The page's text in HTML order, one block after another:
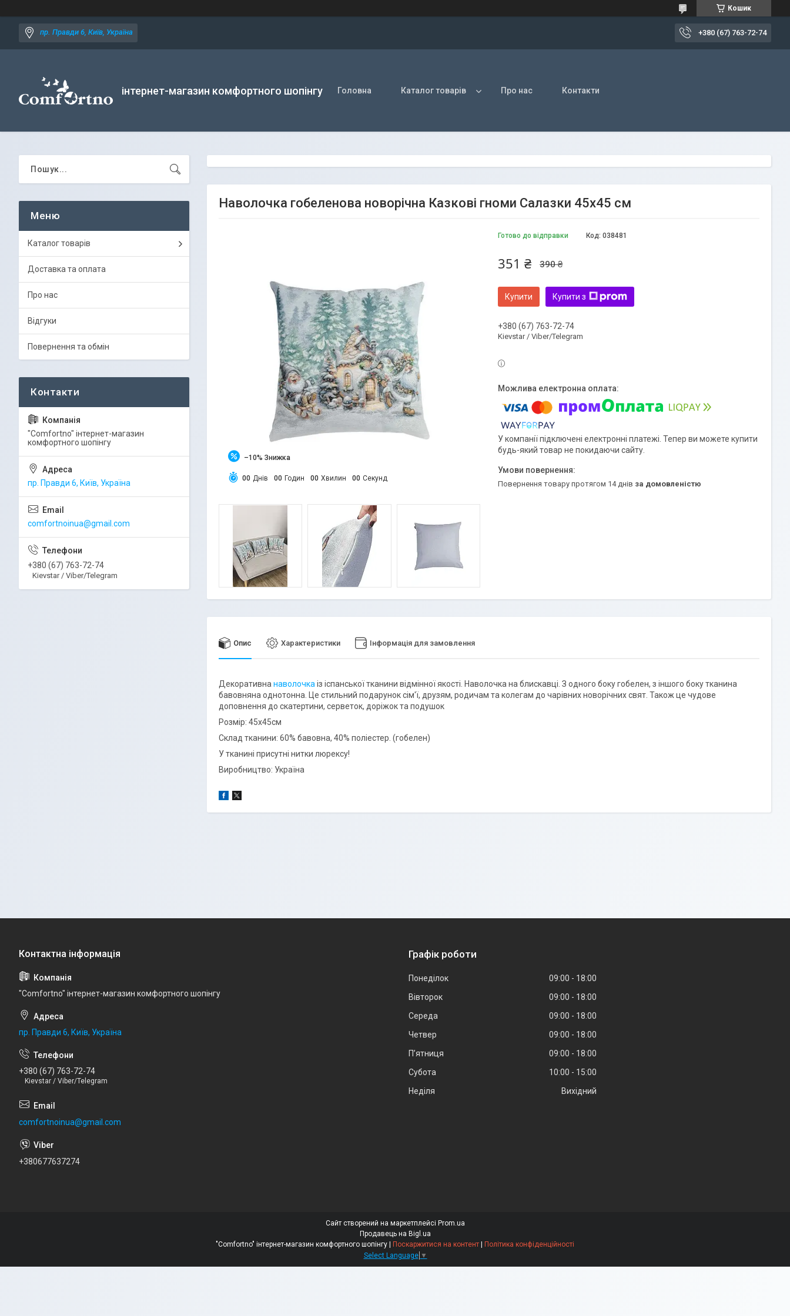
Кошик
пр. Правди 6, Київ, Україна +380 (67) 763-72-74
інтернет-магазин комфортного шопінгу Головна Каталог товарів Про нас Контакти
Наволочка гобеленова новорічна Казкові гноми Салазки 45х45 см
–10%
00 Днів 00 Годин 00 Хвилин 00 Секунд
Готово до відправки Код: 038481
390 ₴
351 ₴
Купити Купити з
+380 (67) 763-72-74
Kievstar / Viber/Telegram
У компанії підключені електронні платежі. Тепер ви можете купити
будь-який товар не покидаючи сайту.
повернення товару протягом 14 днів за домовленістю
Опис Характеристики Інформація для замовлення
Декоративна наволочка із іспанської тканини відмінної якості. Наволочка на блискавці. З одного боку гобелен, з іншого боку тканина
бавовняна однотонна. Це стильний подарунок сім'ї, друзям, родичам та колегам до чарівних новорічних свят. Також це чудове
доповнення до скатертини, серветок, доріжок та подушок
Розмір: 45х45см
Склад тканини: 60% бавовна, 40% поліестер. (гобелен)
У тканині присутні нитки люрексу!
Виробництво: Україна
Каталог товарів
Доставка та оплата
Про нас
Відгуки
Повернення та обмін
"Comfortno" інтернет-магазин
комфортного шопінгу
пр. Правди 6, Київ, Україна
comfortnoinua@gmail.com
+380 (67) 763-72-74
Kievstar / Viber/Telegram
"Comfortno" інтернет-магазин комфортного шопінгу
пр. Правди 6, Київ, Україна
+380 (67) 763-72-74
Kievstar / Viber/Telegram
comfortnoinua@gmail.com
+380677637274
Графік роботи
Понеділок 09:00
18:00
Вівторок
09:00
18:00
Середа
09:00
18:00
Четвер
09:00
18:00
Пʼятниця
09:00
18:00
Субота
10:00
15:00
Неділя
Вихідний
Сайт створений на маркетплейсі Prom.ua
Продавець на Bigl.ua
Поскаржитися на контент
Політика конфіденційності
Select Language ▼